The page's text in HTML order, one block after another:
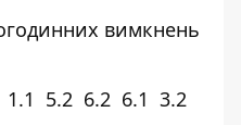
вимкнень
1.1 5.2 6.2 6.1 3.2